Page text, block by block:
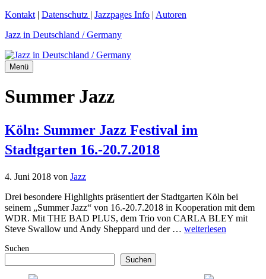
Zum
springen
Kontakt | Datenschutz | Jazzpages Info | Autoren
Jazz in Deutschland / Germany
Menü
Summer Jazz
Köln: Summer Jazz Festival im
Stadtgarten 16.-20.7.2018
4. Juni 2018 von Jazz
Drei besondere Highlights präsentiert der Stadtgarten Köln bei
seinem „Summer Jazz“ von 16.-20.7.2018 in Kooperation mit dem
WDR. Mit THE BAD PLUS, dem Trio von CARLA BLEY mit
Steve Swallow und Andy Sheppard und der … weiterlesen
Suchen
Suchen